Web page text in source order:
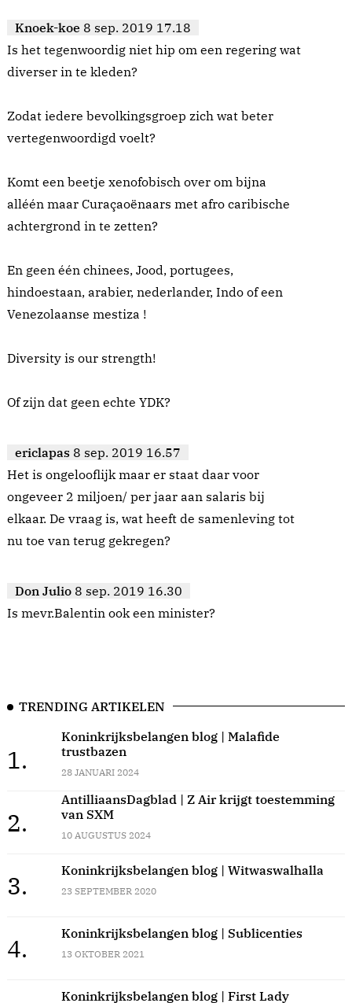
Knoek-koe 8 sep. 2019 17.18
Is het tegenwoordig niet hip om een regering wat
diverser in te kleden?
Zodat iedere bevolkingsgroep zich wat beter
vertegenwoordigd voelt?
Komt een beetje xenofobisch over om bijna
alléén maar Curaçaoënaars met afro caribische
achtergrond in te zetten?
En geen één chinees, Jood, portugees,
hindoestaan, arabier, nederlander, Indo of een
Venezolaanse mestiza !
Diversity is our strength!
Of zijn dat geen echte YDK?
ericlapas 8 sep. 2019 16.57
Het is ongelooflijk maar er staat daar voor
ongeveer 2 miljoen/ per jaar aan salaris bij
elkaar. De vraag is, wat heeft de samenleving tot
nu toe van terug gekregen?
Don Julio 8 sep. 2019 16.30
Is mevr.Balentin ook een minister?
TRENDING ARTIKELEN
1.
Koninkrijksbelangen blog | Malafide
trustbazen
28 JANUARI 2024
2.
AntilliaansDagblad | Z Air krijgt toestemming
van SXM
10 AUGUSTUS 2024
3.
Koninkrijksbelangen blog | Witwaswalhalla
23 SEPTEMBER 2020
4.
Koninkrijksbelangen blog | Sublicenties
13 OKTOBER 2021
Koninkrijksbelangen blog | First Lady